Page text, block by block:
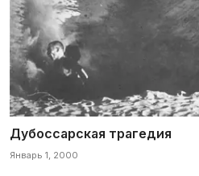
Дубоссарская трагедия
Январь 1, 2000